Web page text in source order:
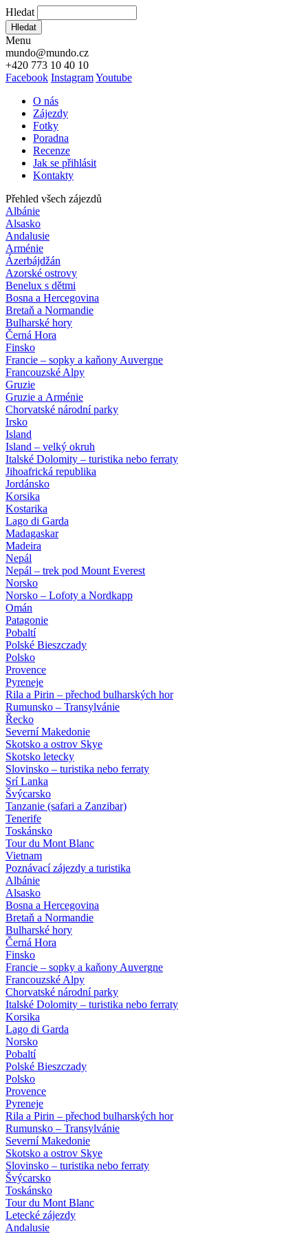
Hledat
Hledat
Menu
mundo@mundo.cz
+420 773 10 40 10
Facebook InstagramYoutube
O nás
Zájezdy
Fotky
Poradna
Recenze
Jak se přihlásit
Kontakty
Přehled všech zájezdů
Albánie
Alsasko
Andalusie
Arménie
Ázerbájdžán
Azorské ostrovy
Benelux s dětmi
Bosna a Hercegovina
Bretaň a Normandie
Bulharské hory
Černá Hora
Finsko
Francie – sopky a kaňony Auvergne
Francouzské Alpy
Gruzie
Gruzie a Arménie
Chorvatské národní parky
Irsko
Island
Island – velký okruh
Italské Dolomity – turistika nebo ferraty
Jihoafrická republika
Jordánsko
Korsika
Kostarika
Lago di Garda
Madagaskar
Madeira
Nepál
Nepál – trek pod Mount Everest
Norsko
Norsko – Lofoty a Nordkapp
Omán
Patagonie
Pobaltí
Polské Bieszczady
Polsko
Provence
Pyreneje
Rila a Pirin – přechod bulharských hor
Rumunsko – Transylvánie
Řecko
Severní Makedonie
Skotsko a ostrov Skye
Skotsko letecky
Slovinsko – turistika nebo ferraty
Srí Lanka
Švýcarsko
Tanzanie (safari a Zanzibar)
Tenerife
Toskánsko
Tour du Mont Blanc
Vietnam
Poznávací zájezdy a turistika
Albánie
Alsasko
Bosna a Hercegovina
Bretaň a Normandie
Bulharské hory
Černá Hora
Finsko
Francie – sopky a kaňony Auvergne
Francouzské Alpy
Chorvatské národní parky
Italské Dolomity – turistika nebo ferraty
Korsika
Lago di Garda
Norsko
Pobaltí
Polské Bieszczady
Polsko
Provence
Pyreneje
Rila a Pirin – přechod bulharských hor
Rumunsko – Transylvánie
Severní Makedonie
Skotsko a ostrov Skye
Slovinsko – turistika nebo ferraty
Švýcarsko
Toskánsko
Tour du Mont Blanc
Letecké zájezdy
Andalusie